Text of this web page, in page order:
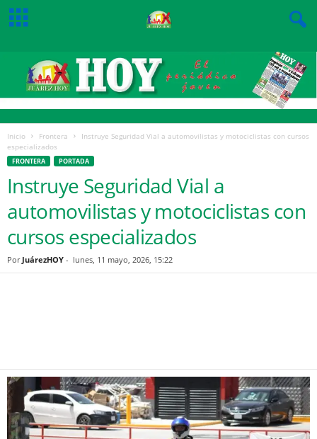
Inicio Frontera
Instruye Seguridad Vial a automovilistas y motociclistas con cursos
especializados
FRONTERA PORTADA
Instruye Seguridad Vial a
automovilistas y motociclistas con
cursos especializados
Por JuárezHOY - lunes, 11 mayo, 2026, 15:22